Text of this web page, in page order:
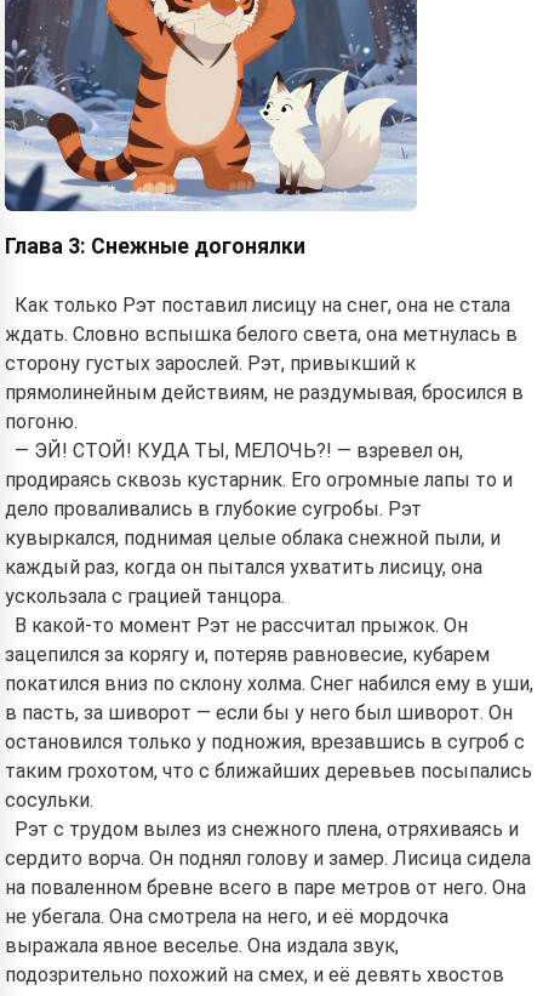
Глава 3: Снежные догонялки
Как только Рэт поставил лисицу на снег, она не стала
ждать. Словно вспышка белого света, она метнулась в
сторону густых зарослей. Рэт, привыкший к
прямолинейным действиям, не раздумывая, бросился в
погоню.
— ЭЙ! СТОЙ! КУДА ТЫ, МЕЛОЧЬ?! — взревел он,
продираясь сквозь кустарник. Его огромные лапы то и
дело проваливались в глубокие сугробы. Рэт
кувыркался, поднимая целые облака снежной пыли, и
каждый раз, когда он пытался ухватить лисицу, она
ускользала с грацией танцора.
В какой-то момент Рэт не рассчитал прыжок. Он
зацепился за корягу и, потеряв равновесие, кубарем
покатился вниз по склону холма. Снег набился ему в уши,
в пасть, за шиворот — если бы у него был шиворот. Он
остановился только у подножия, врезавшись в сугроб с
таким грохотом, что с ближайших деревьев посыпались
сосульки.
Рэт с трудом вылез из снежного плена, отряхиваясь и
сердито ворча. Он поднял голову и замер. Лисица сидела
на поваленном бревне всего в паре метров от него. Она
не убегала. Она смотрела на него, и её мордочка
выражала явное веселье. Она издала звук,
подозрительно похожий на смех, и её девять хвостов